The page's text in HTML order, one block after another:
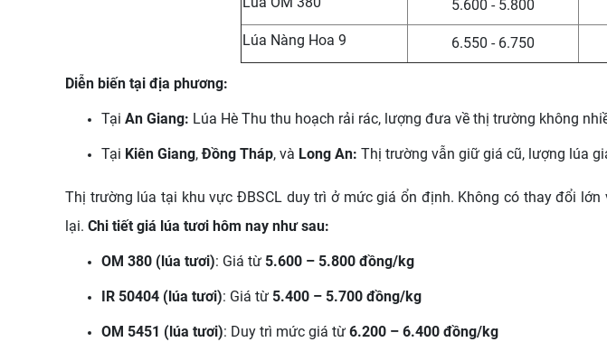
5.600 - 5.800
Lúa Nàng Hoa 9 6.550 - 6.750
Diễn biến tại địa phương:
Tại An Giang: Lúa Hè Thu thu hoạch rải rác, lượng đưa về thị trường không
Tại Kiên Giang,Đồng Tháp, và Long An: Thị trường vẫn giữ giá cũ, lượng lúa
Thị trường lúa tại khu vực ĐBSCL duy trì ở mức giá ổn định. Không có thay đổi
lại. Chi tiết giá lúa tươi hôm nay như sau:
OM 380 (lúa tươi): Giá từ 5.600 – 5.800 đồng/kg
IR 50404 (lúa tươi): Giá từ 5.400 – 5.700 đồng/kg
OM 5451 (lúa tươi): Duy trì mức giá từ 6.200 – 6.400 đồng/kg